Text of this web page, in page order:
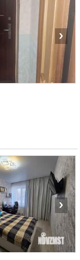
›
›